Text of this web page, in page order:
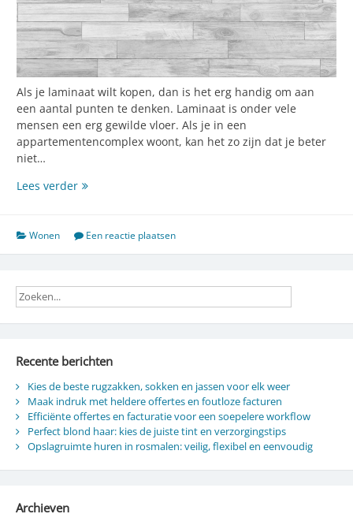
Als je laminaat wilt kopen, dan is het erg handig om aan
een aantal punten te denken. Laminaat is onder vele
mensen een erg gewilde vloer. Als je in een
appartementencomplex woont, kan het zo zijn dat je beter
niet…
Lees verderLaminaat
moet
je
Wonen Een reactie plaatsen
Recente berichten
Kies de beste rugzakken, sokken en jassen voor elk weer
Maak indruk met heldere offertes en foutloze facturen
Efficiënte offertes en facturatie voor een soepelere workflow
Perfect blond haar: kies de juiste tint en verzorgingstips
Opslagruimte huren in rosmalen: veilig, flexibel en eenvoudig
Archieven